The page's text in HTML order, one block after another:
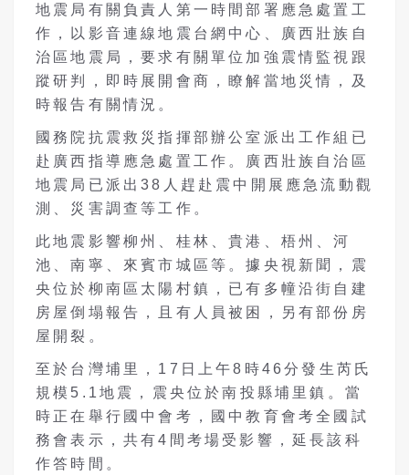
地震局有關負責人第一時間部署應急處置工
作，以影音連線地震台網中心、廣西壯族自
治區地震局，要求有關單位加強震情監視跟
蹤研判，即時展開會商，瞭解當地災情，及
時報告有關情況。
國務院抗震救災指揮部辦公室派出工作組已
赴廣西指導應急處置工作。廣西壯族自治區
地震局已派出38人趕赴震中開展應急流動觀
測、災害調查等工作。
此地震影響柳州、桂林、貴港、梧州、河
池、南寧、來賓市城區等。據央視新聞，震
央位於柳南區太陽村鎮，已有多幢沿街自建
房屋倒塌報告，且有人員被困，另有部份房
屋開裂。
至於台灣埔里，17日上午8時46分發生芮氏
規模5.1地震，震央位於南投縣埔里鎮。當
時正在舉行國中會考，國中教育會考全國試
務會表示，共有4間考場受影響，延長該科
作答時間。